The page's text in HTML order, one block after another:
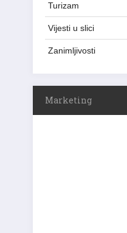
Turizam
Vijesti u slici
Zanimljivosti
Marketing